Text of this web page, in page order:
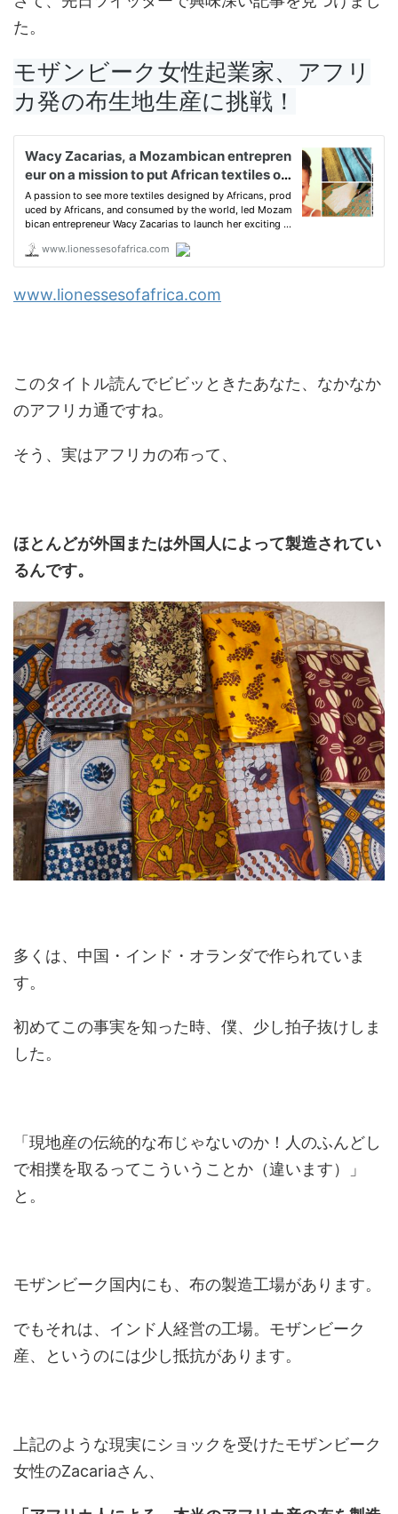
た。
モザンビーク女性起業家、アフリ
カ発の布生地生産に挑戦！
www.lionessesofafrica.com
このタイトル読んでビビッときたあなた、なかなか
のアフリカ通ですね。
そう、実はアフリカの布って、
ほとんどが外国または外国人によって製造されてい
るんです。
多くは、中国・インド・オランダで作られていま
す。
初めてこの事実を知った時、僕、少し拍子抜けしま
した。
「現地産の伝統的な布じゃないのか！人のふんどし
で相撲を取るってこういうことか（違います）」
と。
モザンビーク国内にも、布の製造工場があります。
でもそれは、インド人経営の工場。モザンビーク
産、というのには少し抵抗があります。
上記のような現実にショックを受けたモザンビーク
女性のZacariaさん、